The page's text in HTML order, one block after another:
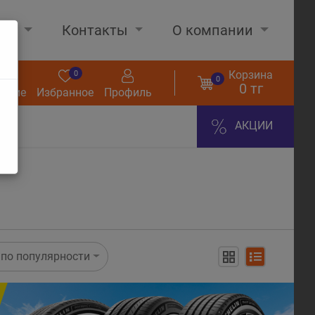
Контакты О компании
Избранное
0
Профиль
0 Корзина
0 тг
АКЦИИ
по популярности